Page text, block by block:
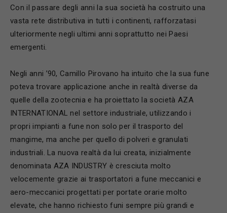
Con il passare degli anni la sua società ha costruito una
vasta rete distributiva in tutti i continenti, rafforzatasi
ulteriormente negli ultimi anni soprattutto nei Paesi
emergenti.
Negli anni ’90, Camillo Pirovano ha intuito che la sua fune
poteva trovare applicazione anche in realtà diverse da
quelle della zootecnia e ha proiettato la società AZA
INTERNATIONAL nel settore industriale, utilizzando i
propri impianti a fune non solo per il trasporto del
mangime, ma anche per quello di polveri e granulati
industriali. La nuova realtà da lui creata, inizialmente
denominata AZA INDUSTRY è cresciuta molto
velocemente grazie ai trasportatori a fune meccanici e
aero-meccanici progettati per portate orarie molto
elevate, che hanno richiesto funi sempre più grandi e